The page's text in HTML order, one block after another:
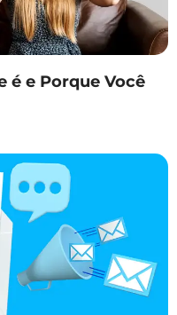
é e Porque Você